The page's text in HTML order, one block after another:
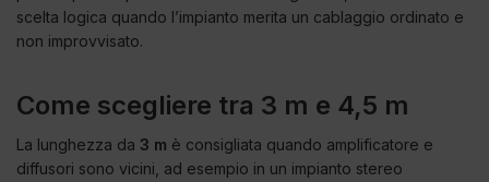
scelta logica quando l’impianto merita un cablaggio ordinato e
non improvvisato.
Come scegliere tra 3 m e 4,5 m
La lunghezza da 3 m è consigliata quando amplificatore e
diffusori sono vicini, ad esempio in un impianto stereo